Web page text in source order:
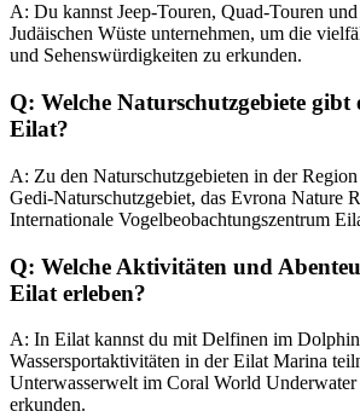
A: Du kannst Jeep-Touren, Quad-Touren
Judäischen Wüste unternehmen, um die
und Sehenswürdigkeiten zu erkunden.
Q: Welche Naturschutzgebiete gibt
Eilat?
A: Zu den Naturschutzgebieten in der
Gedi-Naturschutzgebiet, das Evrona Nature
Internationale Vogelbeobachtungszentrum
Q: Welche Aktivitäten und
Eilat erleben?
A: In Eilat kannst du mit Delfinen im
Wassersportaktivitäten in der Eilat Marina
Unterwasserwelt im Coral World
erkunden.